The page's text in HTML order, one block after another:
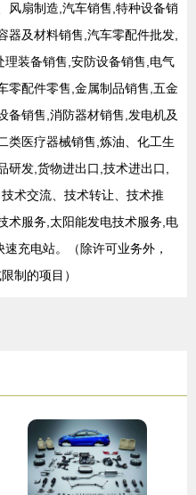
风扇制造,汽车销售,特种设备销
器及材料销售,汽车零配件批发,
装备销售,安防设备销售,电气
零配件零售,金属制品销售,五金
备销售,消防器材销售,发电机及
类医疗器械销售,炼油、化工生
研发,货物进出口,技术进出口,
术交流、技术转让、技术推
术服务,太阳能发电技术服务,电
充电站。（除许可业务外，
制的项目）